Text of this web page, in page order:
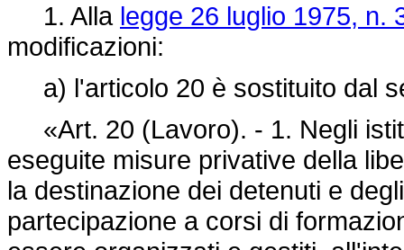
1. Alla legge 26 luglio 1975, n.
modificazioni:
a) l'articolo 20 è sostituito dal
«Art. 20 (Lavoro). - 1. Negli
eseguite misure privative della
la destinazione dei detenuti e
partecipazione a corsi di